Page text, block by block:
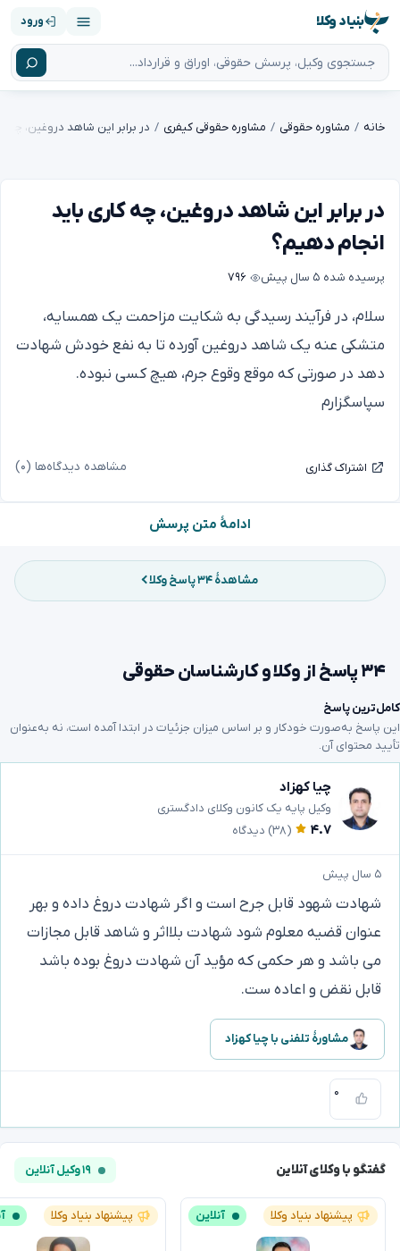
بنیاد وکلا ورود
خانه مشاوره حقوقی مشاوره حقوقی کیفری
در برابر این شاهد دروغین، چه کاری باید
انجام دهیم؟
پرسیده شده ۵ سال پیش ۷۹۶
سلام، در فرآیند رسیدگی به شکایت مزاحمت یک همسایه،
متشکی عنه یک شاهد دروغین آورده تا به نفع خودش شهادت
دهد در صورتی که موقع وقوع جرم، هیچ کسی نبوده.
سپاسگزارم
اشتراک گذاری مشاهده دیدگاه‌ها (۰)
ادامهٔ متن پرسش
مشاهدهٔ ۳۴ پاسخ وکلا
۳۴ پاسخ از وکلا و کارشناسان حقوقی
کامل‌ترین پاسخ
این پاسخ به‌صورت خودکار و بر اساس میزان جزئیات در ابتدا آمده است، نه به‌عنوان
تأیید محتوای آن.
چیا کهزاد
وکیل پایه یک کانون وکلای دادگستری
۴.۷ (۳۸) دیدگاه
۵ سال پیش
شهادت شهود قابل جرح است و اگر شهادت دروغ داده و بهر
عنوان قضیه معلوم شود شهادت بلااثر و شاهد قابل مجازات
می باشد و هر حکمی که مؤید آن شهادت دروغ بوده باشد
قابل نقض و اعاده ست.
مشاورهٔ تلفنی با چیا کهزاد
۰
گفتگو با وکلای آنلاین ۱۹ وکیل آنلاین
پیشنهاد بنیاد وکلا آنلاین پیشنهاد بنیاد وکلا